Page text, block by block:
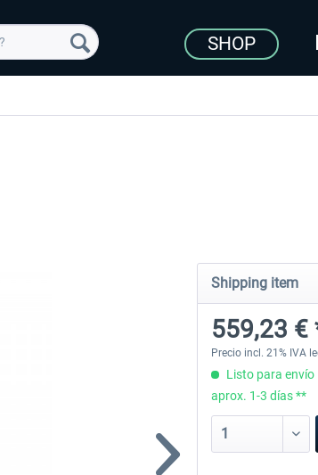
SHOP
Shipping item
559,23 €
Precio incl. 21% IVA
Listo para
aprox. 1-3 días **